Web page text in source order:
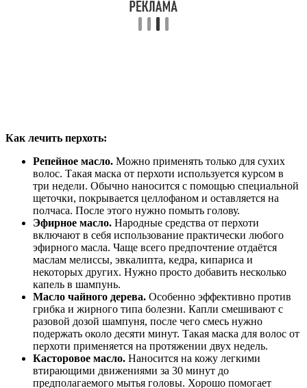
Как лечить перхоть:
Репейное масло. Можно применять только для сухих
волос. Такая маска от перхоти используется курсом в
три недели. Обычно наносится с помощью специальной
щеточки, покрывается целлофаном и оставляется на
полчаса. После этого нужно помыть голову.
Эфирное масло. Народные средства от перхоти
включают в себя использование практически любого
эфирного масла. Чаще всего предпочтение отдаётся
маслам мелиссы, эвкалипта, кедра, кипариса и
некоторых других. Нужно просто добавить несколько
капель в шампунь.
Масло чайного дерева. Особенно эффективно против
грибка и жирного типа болезни. Капли смешивают с
разовой дозой шампуня, после чего смесь нужно
подержать около десяти минут. Такая маска для волос от
перхоти применяется на протяжении двух недель.
Касторовое масло. Наносится на кожу легкими
втирающими движениями за 30 минут до
предполагаемого мытья головы. Хорошо помогает